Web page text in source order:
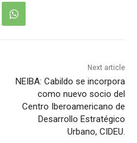
Next article
NEIBA: Cabildo se incorpora
como nuevo socio del
Centro Iberoamericano de
Desarrollo Estratégico
Urbano, CIDEU.